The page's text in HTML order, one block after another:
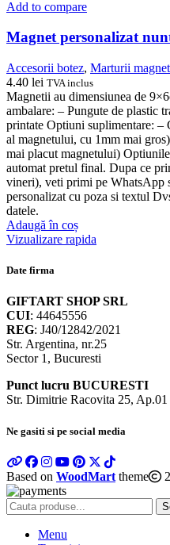
Add to compare
Magnet personalizat
Accesorii botez, Marturii
4.40 lei TVA inclus
Magnetii au dimensiunea de
ambalare: – Pungute de plastic
printate Optiuni suplimentare: –
al magnetului, cu 1mm mai
mai placut magnetului)
automat pretul final. Dupa ce
vineri), veti primi pe WhatsApp
personalizat cu poza si textul
datele.
Adaugă în coș
Vizualizare rapida
Date firma
GIFTART SHOP SRL
CUI: 44645556
REG: J40/12842/2021
Str. Argentina, nr.25
Sector 1, Bucuresti
Punct lucru BUCURESTI
Str. Dimitrie Racovita 25, Ap.01
Ne gasiti si pe social media
Based on WoodMart theme
Menu